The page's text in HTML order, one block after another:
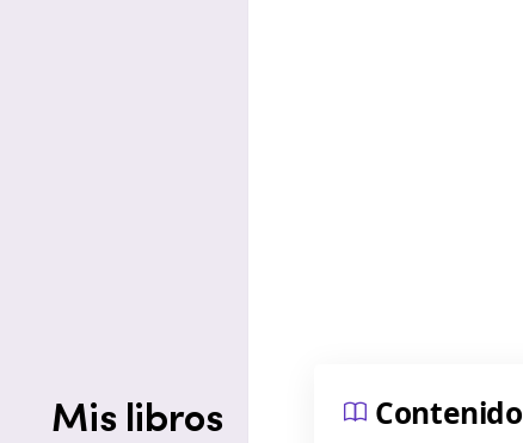
Mis libros Contenido